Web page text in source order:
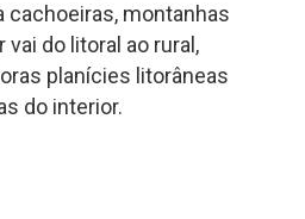
cachoeiras, montanhas
vai do litoral ao rural,
planícies litorâneas
do interior.